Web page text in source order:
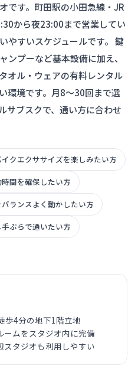
です。町田駅の小田急線・JR
から夜23:00まで営業してい
やすいスケジュールです。 鍵
ンプーなど基本設備に加え、
オル・ウェアの有料レンタル
環境です。月8〜30回まで選
サブスクで、通い方に合わせ
クエクササイズを楽しみたい方
間を確保したい方
ランスよく動かしたい方
ぶらで通いたい方
歩4分の地下1階立地
ームをスタジオ内に完備
スタジオも利用しやすい